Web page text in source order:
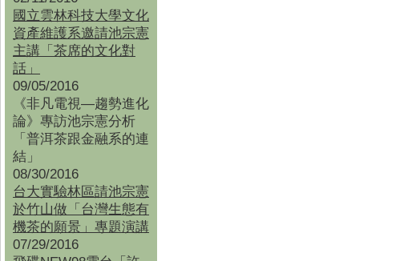
國立雲林科技大學文化
資產維護系邀請池宗憲
主講「茶席的文化對
話」
09/05/2016
《非凡電視—趨勢進化
論》專訪池宗憲分析
「普洱茶跟金融系的連
結」
08/30/2016
台大實驗林區請池宗憲
於竹山做「台灣生態有
機茶的願景」專題演講
07/29/2016